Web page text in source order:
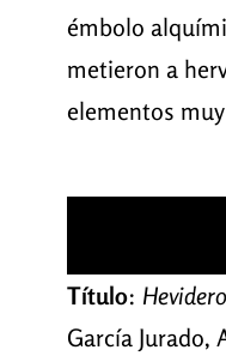
émbolo
metieron a
elementos
Título: Hevidero
García Jurado,